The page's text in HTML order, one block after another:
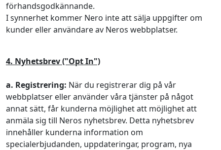
förhandsgodkännande.
I synnerhet kommer Nero inte att sälja uppgifter om
kunder eller användare av Neros webbplatser.
4. Nyhetsbrev ("Opt In")
a. Registrering: När du registrerar dig på vår
webbplatser eller använder våra tjänster på något
annat sätt, får kunderna möjlighet att möjlighet att
anmäla sig till Neros nyhetsbrev. Detta nyhetsbrev
innehåller kunderna information om
specialerbjudanden, uppdateringar, program, nya